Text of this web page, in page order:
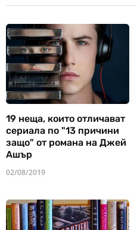
19 неща, които отличават
сериала по "13 причини
защо" от романа на Джей
Ашър
02/08/2019